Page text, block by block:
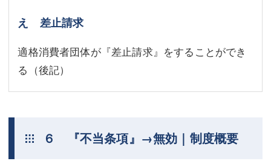
え 差止請求
適格消費者団体が『差止請求』をすることができ
る（後記）
６ 『不当条項』→無効｜制度概要